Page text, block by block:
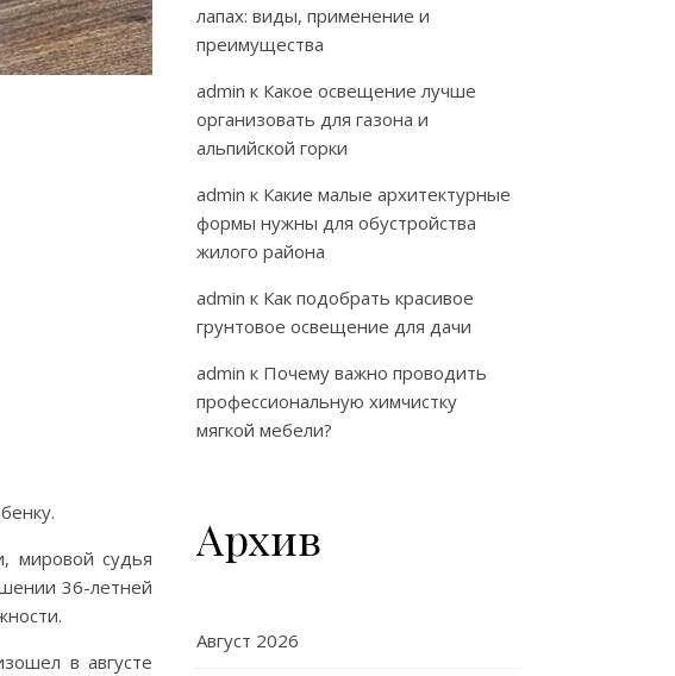
мировой судья
36-летней
в августе
лапах: виды, применение и
преимущества
admin к Какое освещение лучше
организовать для газона и
альпийской горки
admin к Какие малые архитектурные
формы нужны для обустройства
жилого района
admin к Как подобрать красивое
грунтовое освещение для дачи
admin к Почему важно проводить
профессиональную химчистку
мягкой мебели?
Архив
Август 2026